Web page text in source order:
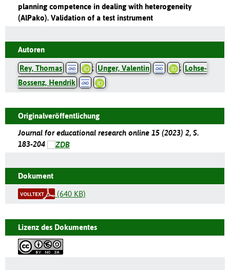
planning competence in dealing with heterogeneity
(AlPako). Validation of a test instrument
Autoren
Rey, Thomas ; Unger, Valentin ; Lohse-
Bossenz, Hendrik
Originalveröffentlichung
Journal for educational research online 15 (2023) 2, S.
183-204
Dokument
(640 KB)
Lizenz des Dokumentes